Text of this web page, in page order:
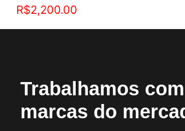
Avaliação
5.00
R$2,200.00
Trabalhamos
marcas do